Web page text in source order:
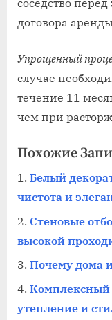
соседство
договора
Упрощенный
случае
течение 11
чем при
Похожие
Белый
чистота и
Стеновые
высокой
Почему дома
Комплексный
утепление и